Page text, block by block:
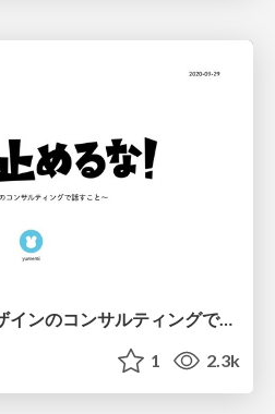
UIを止めるな! 〜UIデザインのコンサルティングで話すこと〜
1 2.3k